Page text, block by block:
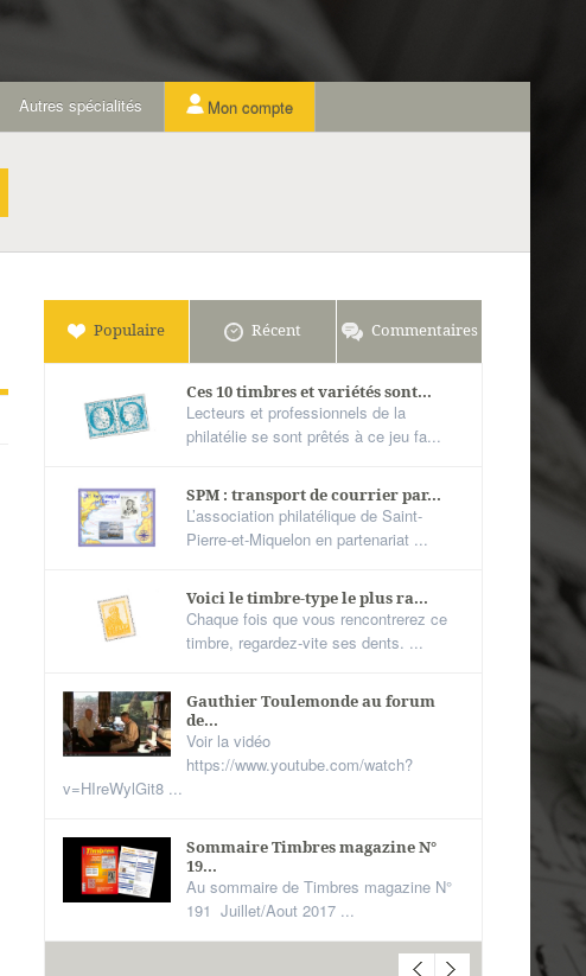
Autres spécialités Mon compte
Populaire Récent Commentaires
Ces 10 timbres et variétés sont...
Lecteurs et professionnels de la
philatélie se sont prêtés à ce jeu fa...
SPM : transport de courrier par...
L’association philatélique de Saint-
Pierre-et-Miquelon en partenariat ...
Voici le timbre-type le plus ra...
Chaque fois que vous rencontrerez ce
timbre, regardez-vite ses dents. ...
Gauthier Toulemonde au forum
de...
Voir la vidéo
https://www.youtube.com/watch?
v=HIreWylGit8 ...
Sommaire Timbres magazine N°
19...
Au sommaire de Timbres magazine N°
191 Juillet/Aout 2017 ...